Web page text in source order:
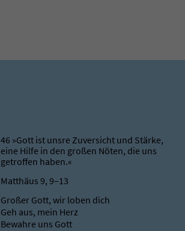
46 »Gott ist unsre Zuversicht und Stärke,
eine Hilfe in den großen Nöten, die uns
getroffen haben.«
Matthäus 9, 9‒13
Großer Gott, wir loben dich
Geh aus, mein Herz
Bewahre uns Gott